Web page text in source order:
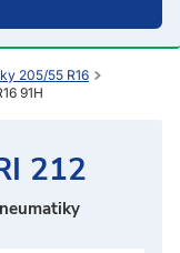
205/55 R16
91H
212